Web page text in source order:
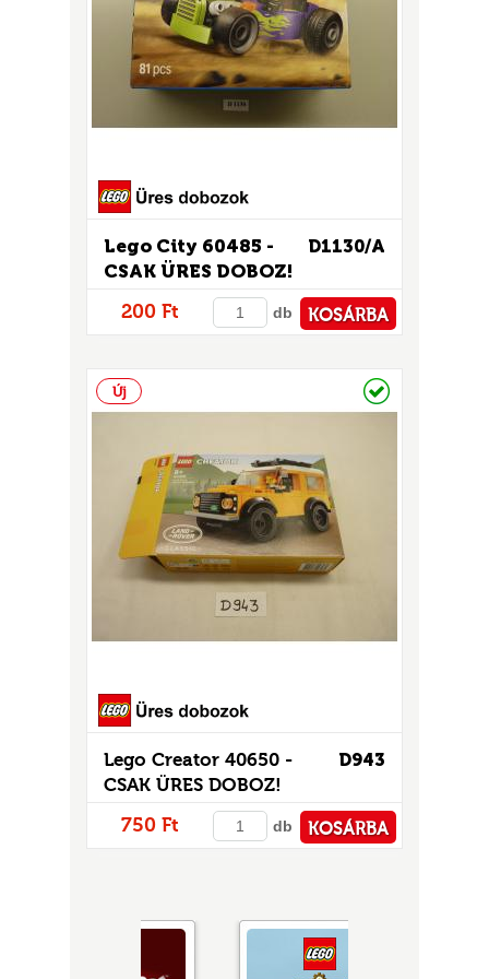
D1130/A
Lego City 60485 -
CSAK ÜRES DOBOZ!
200 Ft db KOSÁRBA
Új
D943
Lego Creator 40650 -
CSAK ÜRES DOBOZ!
750 Ft db KOSÁRBA